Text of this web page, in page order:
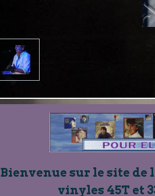
Bienvenue sur le site de
vinyles 45T et